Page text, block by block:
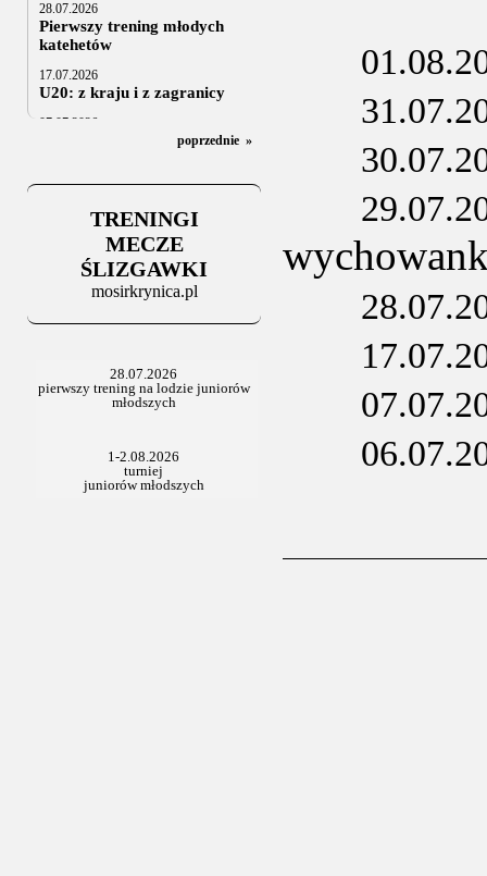
28.07.2026
Pierwszy trening młodych
katehetów
17.07.2026
U20: z kraju i z zagranicy
07.07.2026
Za trzy tygodnie na lód
Stowarzyszenie po Walnym
poprzednie »
TRENINGI
MECZE
ŚLIZGAWKI
mosirkrynica.pl